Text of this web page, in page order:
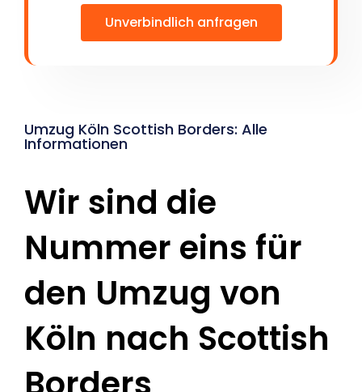
Unverbindlich anfragen
Umzug Köln Scottish Borders: Alle
Informationen
Wir sind die
Nummer eins für
den Umzug von
Köln nach Scottish